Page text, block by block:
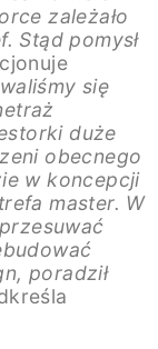
zależało
Stąd pomysł
się
duże
obecnego
w koncepcji
master. W
poradził